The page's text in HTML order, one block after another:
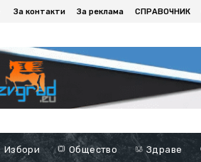
За контакти За реклама СПРАВОЧНИК
Избори Общество Здраве